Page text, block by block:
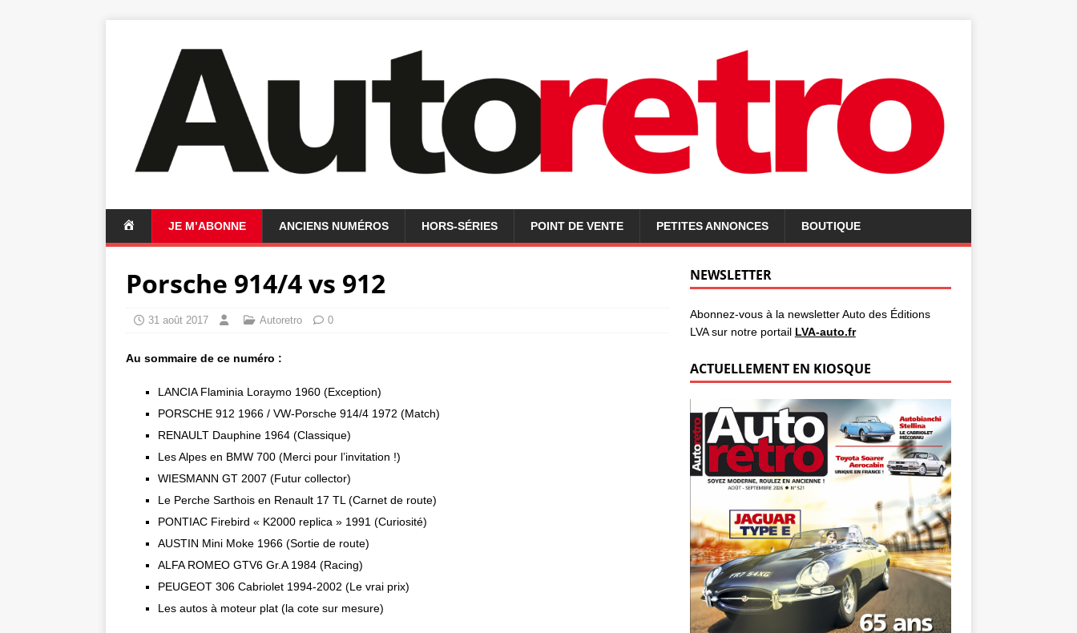
C
U
I
JE M’ABONNE ANCIENS NUMÉROS HORS-SÉRIES POINT DE VENTE PETITES ANNONCES BOUTIQUE
Porsche 914/4 vs 912
31 août 2017 Autoretro 0
Au sommaire de ce numéro :
LANCIA Flaminia Loraymo 1960 (Exception)
PORSCHE 912 1966 / VW-Porsche 914/4 1972 (Match)
RENAULT Dauphine 1964 (Classique)
Les Alpes en BMW 700 (Merci pour l’invitation !)
WIESMANN GT 2007 (Futur collector)
Le Perche Sarthois en Renault 17 TL (Carnet de route)
PONTIAC Firebird « K2000 replica » 1991 (Curiosité)
AUSTIN Mini Moke 1966 (Sortie de route)
ALFA ROMEO GTV6 Gr.A 1984 (Racing)
PEUGEOT 306 Cabriolet 1994-2002 (Le vrai prix)
Les autos à moteur plat (la cote sur mesure)
NEWSLETTER
Abonnez-vous à la newsletter Auto des Éditions
LVA sur notre portail LVA-auto.fr
ACTUELLEMENT EN KIOSQUE